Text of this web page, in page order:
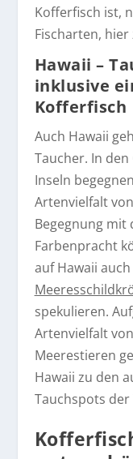
Kofferfisch ist,
Fischarten, hier
Hawaii –
inklusive
Kofferfisch
Auch Hawaii
Taucher. In
Inseln
Artenvielfalt
Begegnung mit
Farbenpracht
auf Hawaii
spekulieren.
Artenvielfalt
Meerestieren
Hawaii zu den
Tauchspots der